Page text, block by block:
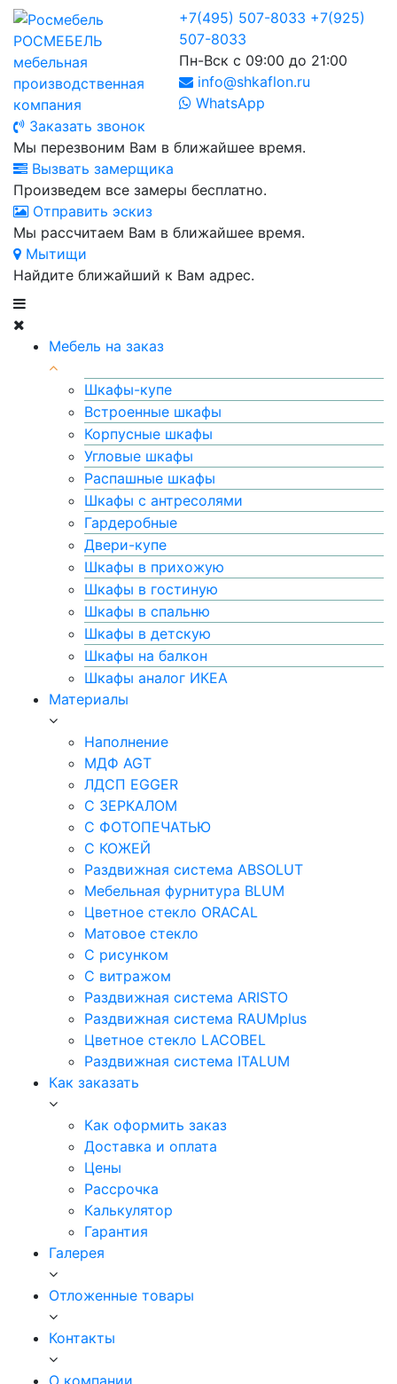
РОСМЕБЕЛЬ
мебельная
производственная
компания
+7(495) 507-8033 +7(925)
507-8033
Пн-Вск с 09:00 до 21:00
info@shkaflon.ru
WhatsApp
Заказать звонок
Мы перезвоним Вам в ближайшее время.
Вызвать замерщика
Произведем все замеры бесплатно.
Отправить эскиз
Мы рассчитаем Вам в ближайшее время.
Мытищи
Найдите ближайший к Вам адрес.
Мебель на заказ
Шкафы-купе
Встроенные шкафы
Корпусные шкафы
Угловые шкафы
Распашные шкафы
Шкафы с антресолями
Гардеробные
Двери-купе
Шкафы в прихожую
Шкафы в гостиную
Шкафы в спальню
Шкафы в детскую
Шкафы на балкон
Шкафы аналог ИКЕА
Материалы
Наполнение
МДФ AGT
ЛДСП EGGER
С ЗЕРКАЛОМ
С ФОТОПЕЧАТЬЮ
С КОЖЕЙ
Раздвижная система ABSOLUT
Мебельная фурнитура BLUM
Цветное стекло ORACAL
Матовое стекло
C рисунком
C витражом
Раздвижная система ARISTO
Раздвижная система RAUMplus
Цветное стекло LACOBEL
Раздвижная система ITALUM
Как заказать
Как оформить заказ
Доставка и оплата
Цены
Рассрочка
Калькулятор
Гарантия
Галерея
Отложенные товары
Контакты
О компании